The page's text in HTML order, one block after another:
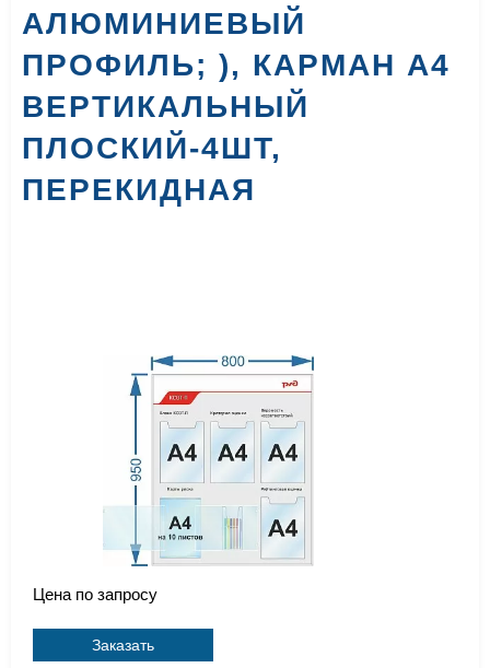
АЛЮМИНИЕВЫЙ
ПРОФИЛЬ; ), КАРМАН А4
ВЕРТИКАЛЬНЫЙ
ПЛОСКИЙ-4ШТ,
ПЕРЕКИДНАЯ
Цена по запросу
Заказать